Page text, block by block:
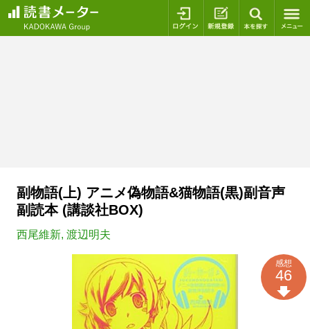
ログイン 新規登録
副物語(上) アニメ偽物語&猫物語(黒)副音声
副読本 (講談社BOX)
西尾維新, 渡辺明夫
感想
46